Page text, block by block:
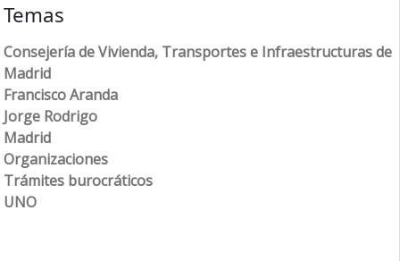
Temas
Consejería de Vivienda, Transportes e Infraestructuras de
Madrid
Francisco Aranda
Jorge Rodrigo
Madrid
Organizaciones
Trámites burocráticos
UNO